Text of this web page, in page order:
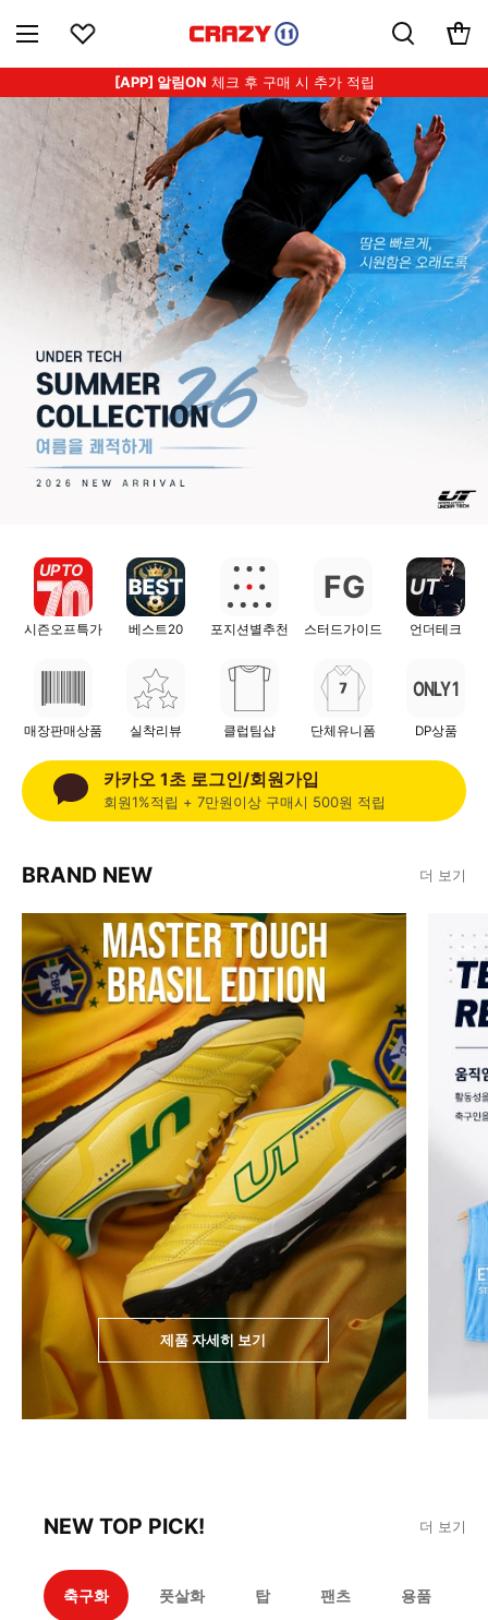
[APP] 알림ON 체크 후 구매 시 추가 적립
UP TO
시즌오프특가 베스트20 포지션별추천
FG
스터드가이드
UT
언더테크
매장판매상품 실착리뷰 클럽팀샵 단체유니폼
ONLY 1
DP상품
카카오 1초 로그인/회원가입
회원1%적립 + 7만원이상 구매시 500원 적립
BRAND NEW 더 보기
제품 자세히 보기
NEW TOP PICK! 더 보기
축구화 풋살화 탑 팬츠 용품